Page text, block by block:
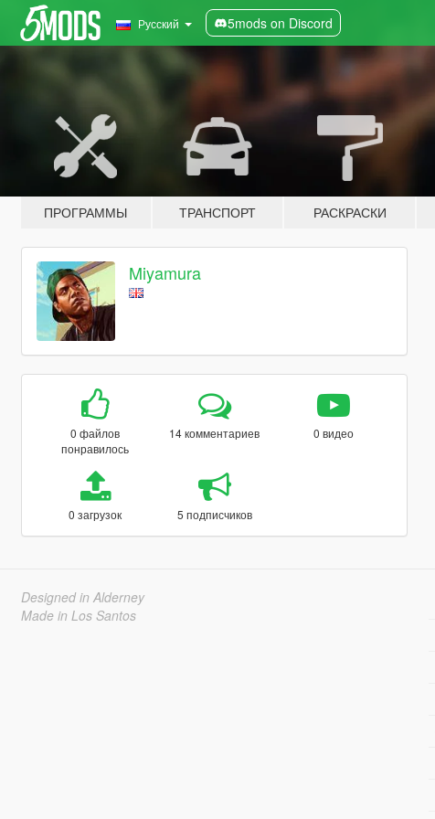
Русский 5mods on Discord
ПРОГРАММЫ ТРАНСПОРТ РАСКРАСКИ
Miyamura
0 файлов
понравилось
14 комментариев 0 видео
0 загрузок 5 подписчиков
Designed in Alderney
Made in Los Santos